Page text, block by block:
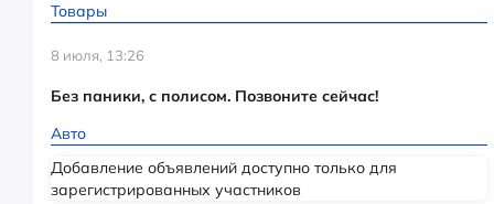
Товары
8 июля, 13:26
Без паники, с полисом. Позвоните сейчас!
Авто
Добавление объявлений доступно только для
зарегистрированных участников